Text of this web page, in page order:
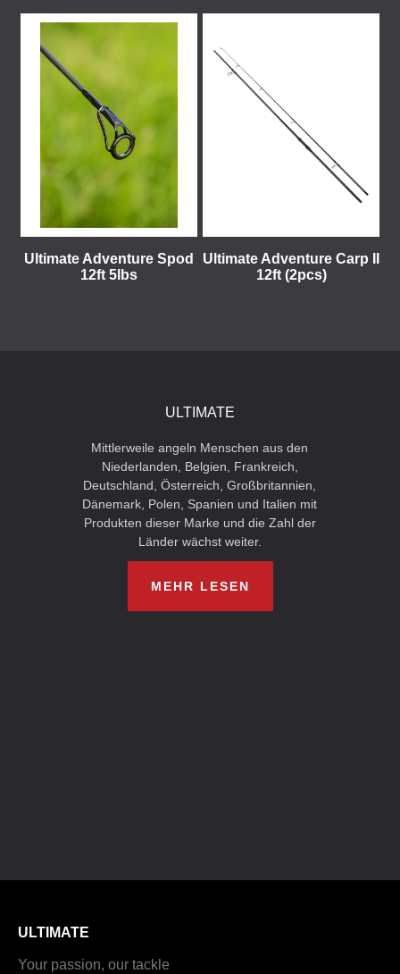
Ultimate Adventure Spod
12ft 5lbs
Ultimate Adventure Carp II
12ft (2pcs)
ULTIMATE
Mittlerweile angeln Menschen aus den
Niederlanden, Belgien, Frankreich,
Deutschland, Österreich, Großbritannien,
Dänemark, Polen, Spanien und Italien mit
Produkten dieser Marke und die Zahl der
Länder wächst weiter.
MEHR LESEN
ULTIMATE
Your passion, our tackle